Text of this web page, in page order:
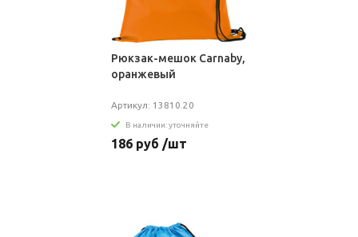
Рюкзак-мешок Carnaby,
оранжевый
Артикул: 13810.20
В наличии: уточняйте
186 руб /шт